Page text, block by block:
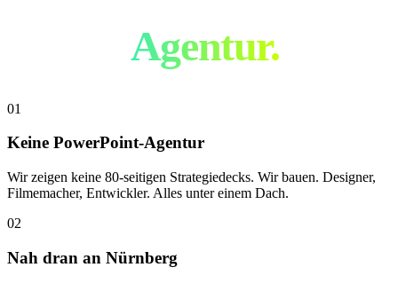
Agentur.
01
Keine PowerPoint-Agentur
Wir zeigen keine 80-seitigen Strategiedecks. Wir bauen. Designer,
Filmemacher, Entwickler. Alles unter einem Dach.
02
Nah dran an Nürnberg